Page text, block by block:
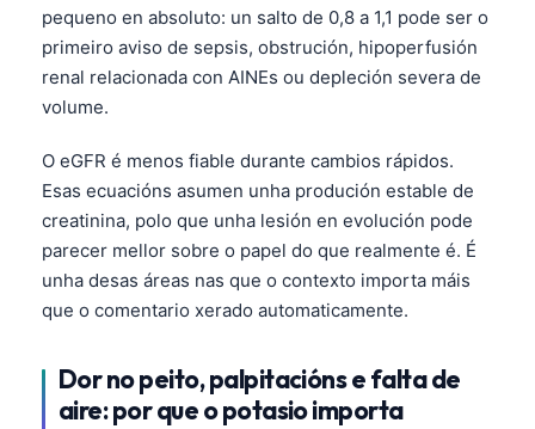
pequeno en absoluto: un salto de 0,8 a 1,1 pode ser o
primeiro aviso de sepsis, obstrución, hipoperfusión
renal relacionada con AINEs ou depleción severa de
volume.
O eGFR é menos fiable durante cambios rápidos.
Esas ecuacións asumen unha produción estable de
creatinina, polo que unha lesión en evolución pode
parecer mellor sobre o papel do que realmente é. É
unha desas áreas nas que o contexto importa máis
que o comentario xerado automaticamente.
Dor no peito, palpitacións e falta de
aire: por que o potasio importa